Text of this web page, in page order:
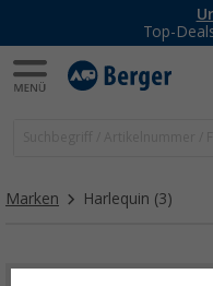
Top-
Marken Harlequin (3)